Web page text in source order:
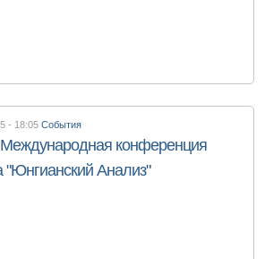
- 18:05 События
конференция
Анализ"